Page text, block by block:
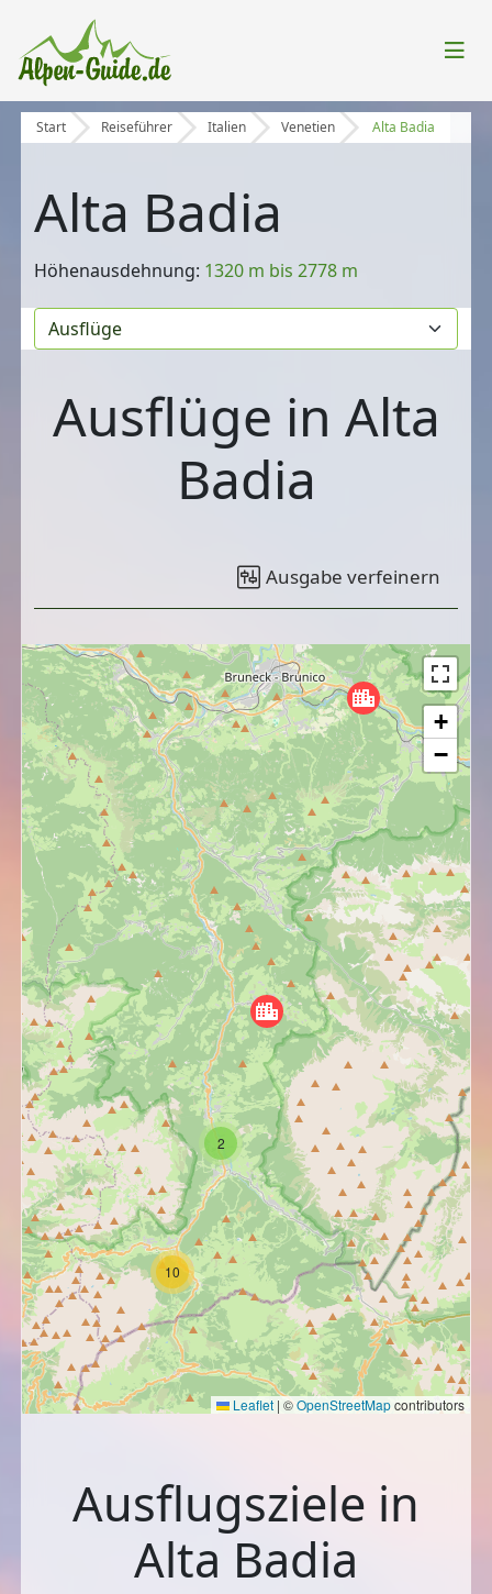
Start Reiseführer Italien Venetien Alta Badia
Alta Badia
Höhenausdehnung: 1320 m bis 2778 m
Ausflüge in Alta
Badia
Ausgabe verfeinern
2
10
+
−
Leaflet | ©OpenStreetMapcontributors
Ausflugsziele in
Alta Badia